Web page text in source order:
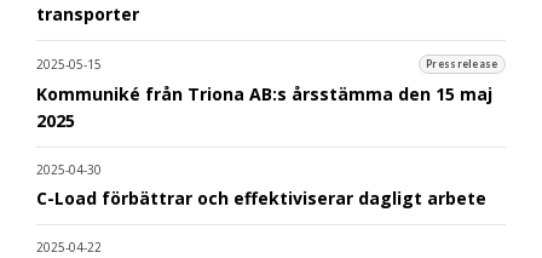
transporter
2025-05-15 Pressrelease
Kommuniké från Triona AB:s årsstämma den 15 maj
2025
2025-04-30
C-Load förbättrar och effektiviserar dagligt arbete
2025-04-22